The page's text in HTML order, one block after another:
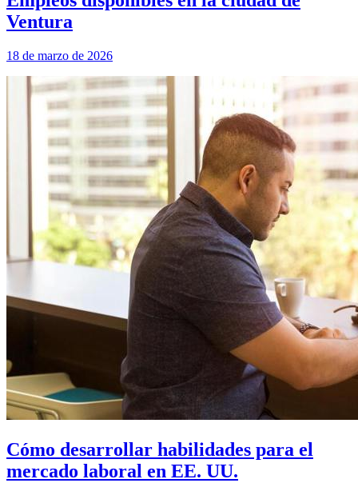
Ventura
18 de marzo de 2026
Cómo desarrollar habilidades para el
mercado laboral en EE. UU.